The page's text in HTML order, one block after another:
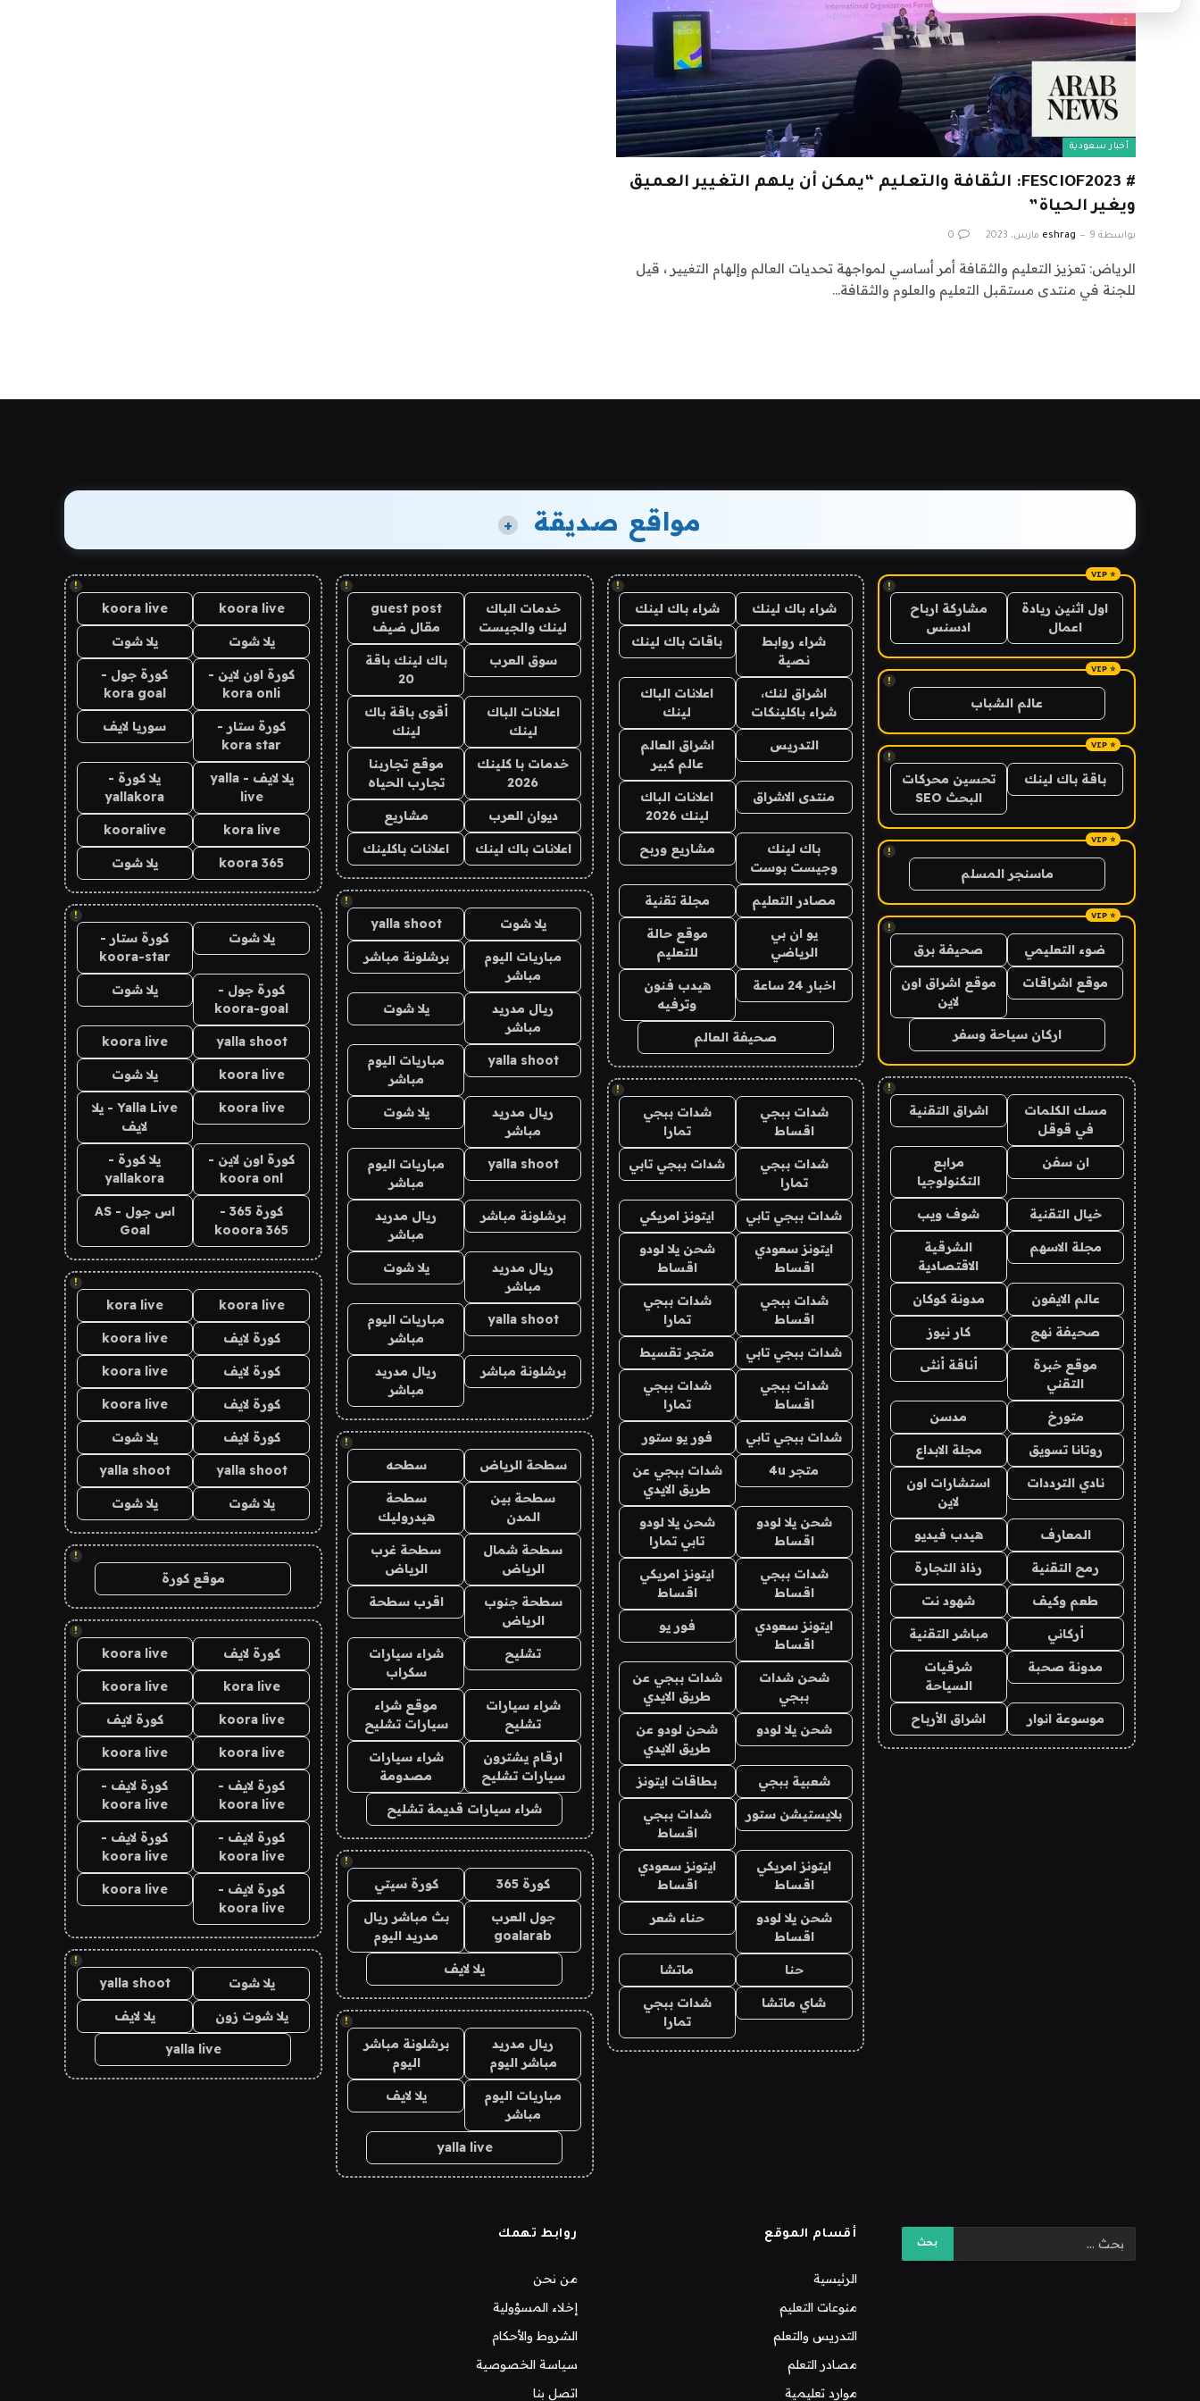
أخبار سعودية
# FESCIOF2023: الثقافة والتعليم “يمكن أن يلهم التغيير العميق
ويغير الحياة”
بواسطة eshrag 9 مارس، 2023 0
الرياض: تعزيز التعليم والثقافة أمر أساسي لمواجهة تحديات العالم وإلهام التغيير ، قيل
للجنة في منتدى مستقبل التعليم والعلوم والثقافة…
مواقع صديقة +
!
اول اثنين ريادة
اعمال
مشاركة ارباح
ادسنس
!
عالم الشباب
!
باقة باك لينك
تحسين محركات
البحث SEO
!
ماسنجر المسلم
!
ضوء التعليمي صحيفة برق
موقع اشراقات
موقع اشراق اون
لاين
اركان سياحة وسفر
!
مسك الكلمات
في قوقل
اشراق التقنية
ان سفن
مرابع
التكنولوجيا
خيال التقنية شوف ويب
مجلة الاسهم
الشرقية
الاقتصادية
عالم الايفون مدونة كوكان
صحيفة نهج كار نيوز
موقع خبرة
التقني
أناقة أنثى
متورخ مدسن
روتانا تسويق مجلة الابداع
نادي الترددات
استشارات اون
لاين
المعارف هيدب فيديو
رمح التقنية رذاذ التجارة
طعم وكيف شهود نت
أركاني مباشر التقنية
مدونة صحبة
شرقيات
السياحة
موسوعة انوار اشراق الأرباح
!
شراء باك لينك شراء باك لينك
شراء روابط
نصية
باقات باك لينك
اشراق لنك،
شراء باكلينكات
اعلانات الباك
لينك
التدريس
اشراق العالم
عالم كبير
منتدى الاشراق
اعلانات الباك
لينك 2026
باك لينك
وجيست بوست
مشاريع وربح
مصادر التعليم مجلة تقنية
يو ان بي
الرياضي
موقع حالة
للتعليم
اخبار 24 ساعة
هيدب فنون
وترفيه
صحيفة العالم
!
شدات ببجي
اقساط
شدات ببجي
تمارا
شدات ببجي
تمارا
شدات ببجي تابي
شدات ببجي تابي ايتونز امريكي
ايتونز سعودي
اقساط
شحن يلا لودو
اقساط
شدات ببجي
اقساط
شدات ببجي
تمارا
شدات ببجي تابي متجر تقسيط
شدات ببجي
اقساط
شدات ببجي
تمارا
شدات ببجي تابي فور يو ستور
متجر 4u
شدات ببجي عن
طريق الايدي
شحن يلا لودو
اقساط
شحن يلا لودو
تابي تمارا
شدات ببجي
اقساط
ايتونز امريكي
اقساط
ايتونز سعودي
اقساط
فور يو
شحن شدات
ببجي
شدات ببجي عن
طريق الايدي
شحن يلا لودو
شحن لودو عن
طريق الايدي
شعبية ببجي بطاقات ايتونز
بلايستيشن ستور
شدات ببجي
اقساط
ايتونز امريكي
اقساط
ايتونز سعودي
اقساط
شحن يلا لودو
اقساط
حناء شعر
حنا ماتشا
شاي ماتشا
شدات ببجي
تمارا
!
خدمات الباك
لينك والجيست
guest post
مقال ضيف
سوق العرب
باك لينك باقة
20
اعلانات الباك
لينك
أقوى باقة باك
لينك
خدمات با كلينك
2026
موقع تجاربنا
تجارب الحياه
ديوان العرب مشاريع
اعلانات باك لينك اعلانات باكلينك
!
يلا شوت yalla shoot
مباريات اليوم
مباشر
برشلونة مباشر
ريال مدريد
مباشر
يلا شوت
yalla shoot
مباريات اليوم
مباشر
ريال مدريد
مباشر
يلا شوت
yalla shoot
مباريات اليوم
مباشر
برشلونة مباشر
ريال مدريد
مباشر
ريال مدريد
مباشر
يلا شوت
yalla shoot
مباريات اليوم
مباشر
برشلونة مباشر
ريال مدريد
مباشر
!
سطحة الرياض سطحه
سطحة بين
المدن
سطحة
هيدروليك
سطحة شمال
الرياض
سطحة غرب
الرياض
سطحة جنوب
الرياض
اقرب سطحة
تشليح
شراء سيارات
سكراب
شراء سيارات
تشليح
موقع شراء
سيارات تشليح
ارقام يشترون
سيارات تشليح
شراء سيارات
مصدومة
شراء سيارات قديمة تشليح
!
كورة 365 كورة سيتي
جول العرب
goalarab
بث مباشر ريال
مدريد اليوم
يلا لايف
!
ريال مدريد
مباشر اليوم
برشلونة مباشر
اليوم
مباريات اليوم
مباشر
يلا لايف
yalla live
!
koora live
koora live
يلا شوت يلا شوت
كورة اون لاين -
kora onli
كورة جول -
kora goal
كورة ستار -
kora star
سوريا لايف
يلا لايف - yalla
live
يلا كورة -
yallakora
kora live
kooralive
koora 365 يلا شوت
!
يلا شوت
كورة ستار -
koora-star
كورة جول -
koora-goal
يلا شوت
yalla shoot
koora live
koora live يلا شوت
koora live
Yalla Live - يلا
لايف
كورة اون لاين -
koora onl
يلا كورة -
yallakora
كورة 365 -
kooora 365
اس جول - AS
Goal
!
koora live
kora live
كورة لايف koora live
كورة لايف koora live
كورة لايف koora live
كورة لايف يلا شوت
yalla shoot
yalla shoot
يلا شوت يلا شوت
!
موقع كورة
!
كورة لايف koora live
kora live
koora live
koora live كورة لايف
koora live
koora live
كورة لايف -
koora live
كورة لايف -
koora live
كورة لايف -
koora live
كورة لايف -
koora live
كورة لايف -
koora live
koora live
!
يلا شوت yalla shoot
يلا شوت زون يلا لايف
yalla live
أقسام الموقع
الرئيسية
منوعات التعليم
التدريس والتعلم
مصادر التعلم
موارد تعليمية
روابط تهمك
من نحن
إخلاء المسؤولية
الشروط والأحكام
سياسة الخصوصية
اتصل بنا